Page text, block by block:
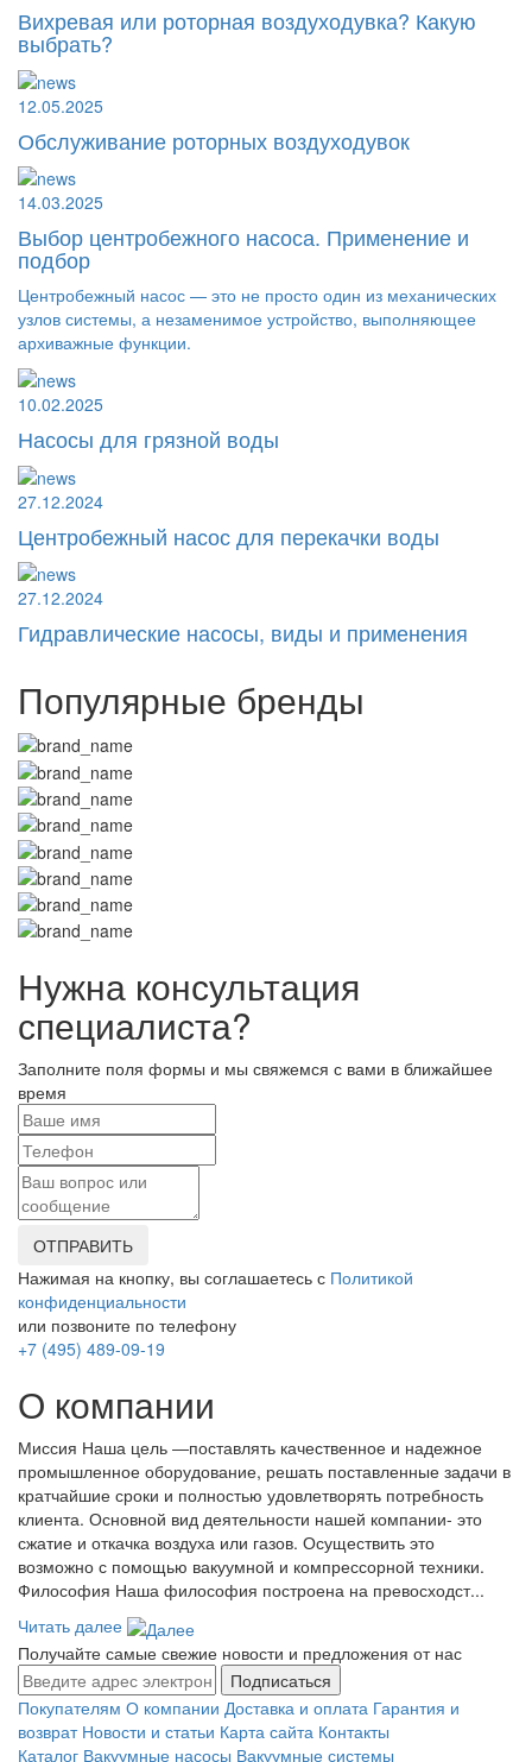
Вихревая или роторная воздуходувка? Какую
выбрать?
12.05.2025
Обслуживание роторных воздуходувок
14.03.2025
Выбор центробежного насоса. Применение и
подбор
Центробежный насос — это не просто один из механических
узлов системы, а незаменимое устройство, выполняющее
архиважные функции.
10.02.2025
Насосы для грязной воды
27.12.2024
Центробежный насос для перекачки воды
27.12.2024
Гидравлические насосы, виды и применения
Популярные бренды
Нужна консультация
специалиста?
Заполните поля формы и мы свяжемся с вами в ближайшее
время
ОТПРАВИТЬ
Нажимая на кнопку, вы соглашаетесь с Политикой
конфиденциальности
или позвоните по телефону
+7 (495) 489-09-19
О компании
Миссия Наша цель ―поставлять качественное и надежное
промышленное оборудование, решать поставленные задачи в
кратчайшие сроки и полностью удовлетворять потребность
клиента. Основной вид деятельности нашей компании- это
сжатие и откачка воздуха или газов. Осуществить это
возможно с помощью вакуумной и компрессорной техники.
Философия Наша философия построена на превосходст...
Читать далее
Получайте самые свежие новости и предложения от нас
Подписаться
Покупателям О компании Доставка и оплата Гарантия и
возврат Новости и статьи Карта сайта Контакты
Каталог Вакуумные насосы Вакуумные системы